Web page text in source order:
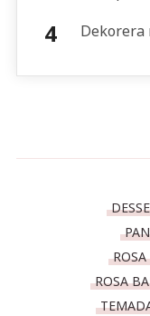
Dekorera
ROSA